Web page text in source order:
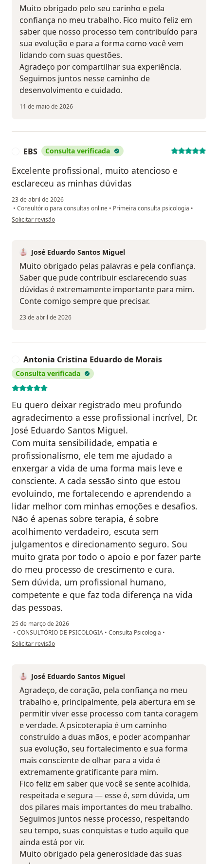
Muito obrigado pelo seu carinho e pela
confiança no meu trabalho. Fico muito feliz em
saber que nosso processo tem contribuído para
sua evolução e para a forma como você vem
lidando com suas questões.
Agradeço por compartilhar sua experiência.
Seguimos juntos nesse caminho de
desenvolvimento e cuidado.
11 de maio de 2026
EBS Consulta verificada
Excelente profissional, muito atencioso e
esclareceu as minhas dúvidas
23 de abril de 2026
• Consultório para consultas online • Primeira consulta psicologia •
na opinião do utilizador EBS
Solicitar revisão
José Eduardo Santos Miguel
Muito obrigado pelas palavras e pela confiança.
Saber que pude contribuir esclarecendo suas
dúvidas é extremamente importante para mim.
Conte comigo sempre que precisar.
23 de abril de 2026
Antonia Cristina Eduardo de Morais
Consulta verificada
Eu quero deixar registrado meu profundo
agradecimento a esse profissional incrível, Dr.
José Eduardo Santos Miguel.
Com muita sensibilidade, empatia e
profissionalismo, ele tem me ajudado a
enxergar a vida de uma forma mais leve e
consciente. A cada sessão sinto que estou
evoluindo, me fortalecendo e aprendendo a
lidar melhor com minhas emoções e desafios.
Não é apenas sobre terapia, é sobre
acolhimento verdadeiro, escuta sem
julgamentos e direcionamento seguro. Sou
muito grata por todo o apoio e por fazer parte
do meu processo de crescimento e cura.
Sem dúvida, um profissional humano,
competente e que faz toda diferença na vida
das pessoas.
25 de março de 2026
• CONSULTÓRIO DE PSICOLOGIA • Consulta Psicologia •
na opinião do utilizador Antonia Cristina Eduardo de Morais
Solicitar revisão
José Eduardo Santos Miguel
Agradeço, de coração, pela confiança no meu
trabalho e, principalmente, pela abertura em se
permitir viver esse processo com tanta coragem
e verdade. A psicoterapia é um caminho
construído a duas mãos, e poder acompanhar
sua evolução, seu fortalecimento e sua forma
mais consciente de olhar para a vida é
extremamente gratificante para mim.
Fico feliz em saber que você se sente acolhida,
respeitada e segura — esse é, sem dúvida, um
dos pilares mais importantes do meu trabalho.
Seguimos juntos nesse processo, respeitando
seu tempo, suas conquistas e tudo aquilo que
ainda está por vir.
Muito obrigado pela generosidade das suas